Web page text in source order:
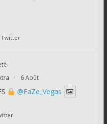
Twitter
· 6 Août
@FaZe_Vegas